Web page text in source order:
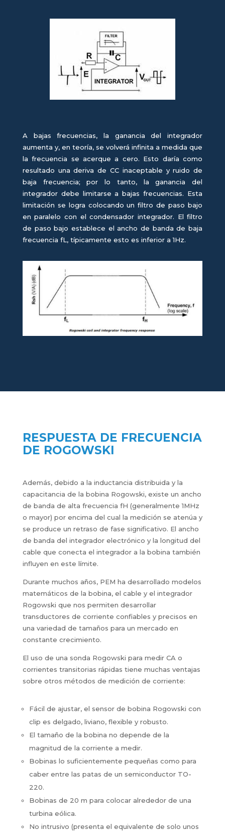
A bajas frecuencias, la ganancia del integrador
aumenta y, en teoría, se volverá infinita a medida que
la frecuencia se acerque a cero. Esto daría como
resultado una deriva de CC inaceptable y ruido de
baja frecuencia; por lo tanto, la ganancia del
integrador debe limitarse a bajas frecuencias. Esta
limitación se logra colocando un filtro de paso bajo
en paralelo con el condensador integrador. El filtro
de paso bajo establece el ancho de banda de baja
frecuencia fL, típicamente esto es inferior a 1Hz.
RESPUESTA DE FRECUENCIA
DE ROGOWSKI
Además, debido a la inductancia distribuida y la
capacitancia de la bobina Rogowski, existe un ancho
de banda de alta frecuencia fH (generalmente 1MHz
o mayor) por encima del cual la medición se atenúa y
se produce un retraso de fase significativo. El ancho
de banda del integrador electrónico y la longitud del
cable que conecta el integrador a la bobina también
influyen en este límite.
Durante muchos años, PEM ha desarrollado modelos
matemáticos de la bobina, el cable y el integrador
Rogowski que nos permiten desarrollar
transductores de corriente confiables y precisos en
una variedad de tamaños para un mercado en
constante crecimiento.
El uso de una sonda Rogowski para medir CA o
corrientes transitorias rápidas tiene muchas ventajas
sobre otros métodos de medición de corriente:
Fácil de ajustar, el sensor de bobina Rogowski con
clip es delgado, liviano, flexible y robusto.
El tamaño de la bobina no depende de la
magnitud de la corriente a medir.
Bobinas lo suficientemente pequeñas como para
caber entre las patas de un semiconductor TO-
220.
Bobinas de 20 m para colocar alrededor de una
turbina eólica.
No intrusivo (presenta el equivalente de solo unos